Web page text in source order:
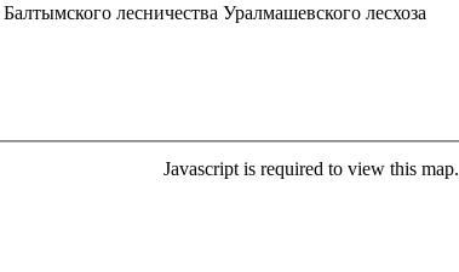
лесничества Уралмашевского лесхоза
Javascript is required to view this map.